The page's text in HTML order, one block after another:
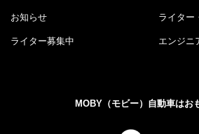
お知らせ ライター
ライター募集中 エンジニ
MOBY（モビー）自動車はお